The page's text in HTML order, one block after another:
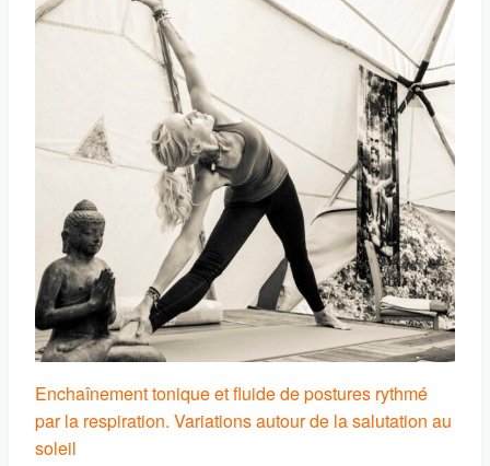
Enchaînement tonique et fluide de postures rythmé
par la respiration. Variations autour de la salutation au
soleil